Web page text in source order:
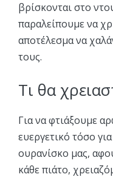
βρίσκονται στο
παραλείπουμε να
αποτέλεσμα να
τους.
Τι θα
Για να φτιάξουμε
ευεργετικό τόσο
ουρανίσκο μας,
κάθε πιάτο,